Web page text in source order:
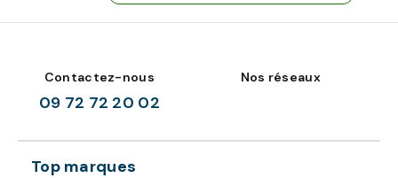
Contactez-nous
09 72 72 20 02
Nos réseaux
Top marques